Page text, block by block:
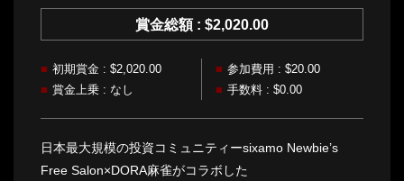
賞金総額 : $2,020.00
初期賞金 : $2,020.00
参加費用 : $20.00
賞金上乗 : なし
手数料 : $0.00
日本最大規模の投資コミュニティーsixamo Newbie’s
Free Salon×DORA麻雀がコラボした